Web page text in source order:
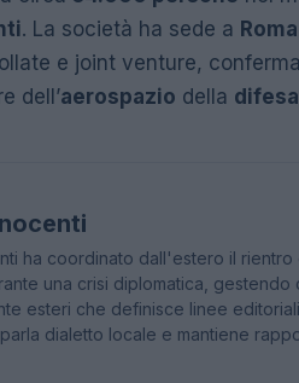
. La società ha sede a Roma
e joint venture,
dell’aerospazio della difesa
ha coordinato dall'estero il rientro
una crisi diplomatica, gestendo
esteri che definisce linee
dialetto locale e mantiene